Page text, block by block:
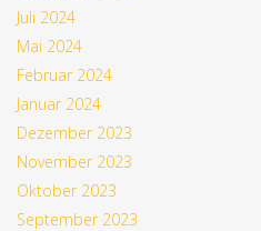
Juli 2024
Mai 2024
Februar 2024
Januar 2024
Dezember 2023
November 2023
Oktober 2023
September 2023